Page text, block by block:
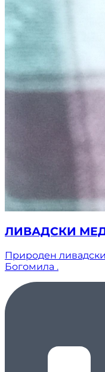
ЛИВАДСКИ
Природен
Богомила .